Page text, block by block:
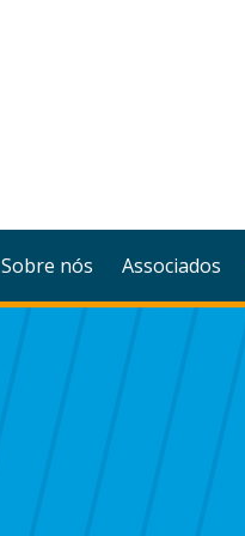
Sobre nós Associados